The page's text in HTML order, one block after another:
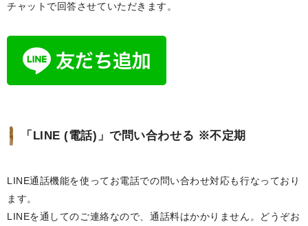
チャットで回答させていただきます。
「LINE (電話)」で問い合わせる ※不定期
LINE通話機能を使ってお電話での問い合わせ対応も行なっており
ます。
LINEを通してのご連絡なので、通話料はかかりません。どうぞお